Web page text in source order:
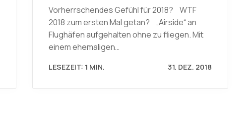
Vorherrschendes Gefühl für 2018? WTF
2018 zum ersten Mal getan? „Airside“ an
Flughäfen aufgehalten ohne zu fliegen. Mit
einem ehemaligen…
LESEZEIT: 1 MIN. 31. DEZ. 2018